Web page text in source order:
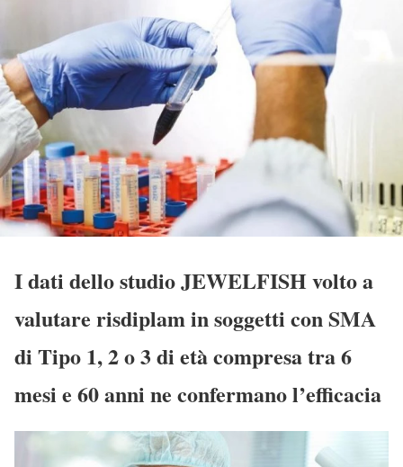
I dati dello studio JEWELFISH volto a
valutare risdiplam in soggetti con SMA
di Tipo 1, 2 o 3 di età compresa tra 6
mesi e 60 anni ne confermano l’efficacia